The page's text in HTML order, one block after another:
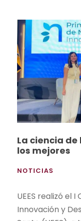
La ciencia
los mejores
NOTICIAS
UEES realizó el
Innovación y